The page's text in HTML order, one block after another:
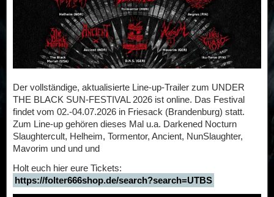
Der vollständige, aktualisierte Line-up-Trailer zum UNDER
THE BLACK SUN-FESTIVAL 2026 ist online. Das Festival
findet vom 02.-04.07.2026 in Friesack (Brandenburg) statt.
Zum Line-up gehören dieses Mal u.a. Darkened Nocturn
Slaughtercult, Helheim, Tormentor, Ancient, NunSlaughter,
Mavorim und und und
Holt euch hier eure Tickets:
https://folter666shop.de/search?search=UTBS